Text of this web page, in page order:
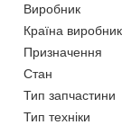
Виробник
Країна виробник
Призначення
Стан
Тип запчастини
Тип техніки